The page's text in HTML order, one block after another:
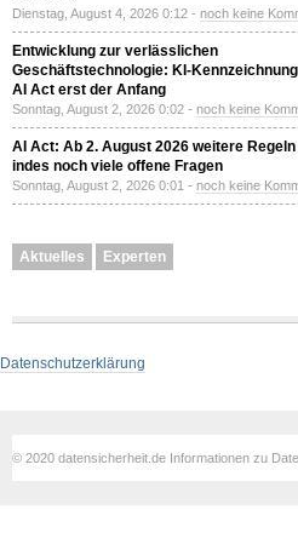
Dienstag, August 4, 2026 0:12 - noch keine
Entwicklung zur verlässlichen
Geschäftstechnologie: KI-
AI Act erst der Anfang
Sonntag, August 2, 2026 0:02 - noch keine
AI Act: Ab 2. August 2026 weitere
indes noch viele offene Fragen
Sonntag, August 2, 2026 0:01 - noch keine
Aktuelles Experten
Datenschutzerklärung
© 2020 datensicherheit.de Informationen zu